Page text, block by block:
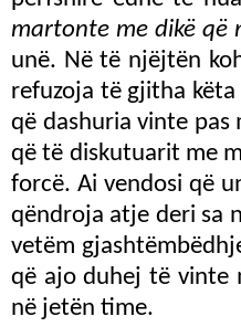
martonte me dikë që
unë. Në të njëjtën
refuzoja të gjitha
që dashuria vinte pas
që të diskutuarit me
forcë. Ai vendosi që
qëndroja atje deri sa
vetëm
që ajo duhej të vinte
në jetën time.